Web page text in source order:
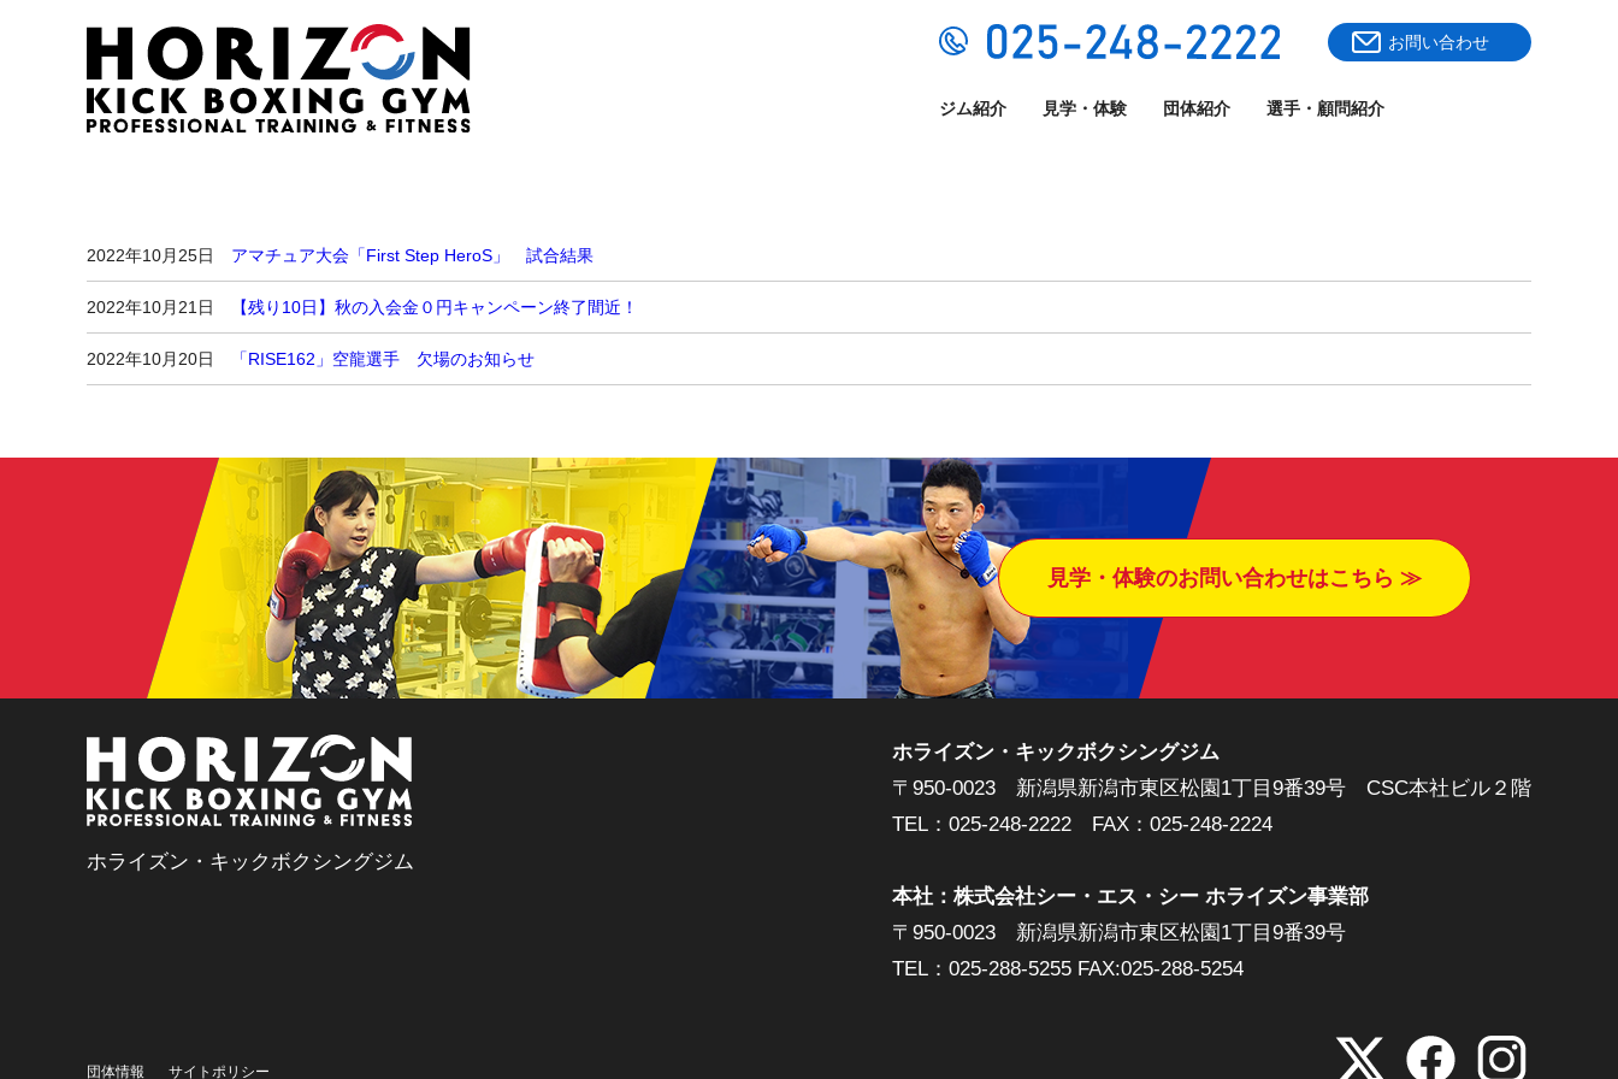
お問い合わせ
ジム紹介 見学・体験 団体紹介 選手・顧問紹介
2022年10月25日 アマチュア大会「First Step HeroS」 試合結果
2022年10月21日 【残り10日】秋の入会金０円キャンペーン終了間近！
2022年10月20日 「RISE162」空龍選手 欠場のお知らせ
見学・体験のお問い合わせはこちら ≫
ホライズン・キックボクシングジム
ホライズン・キックボクシングジム
〒950-0023 新潟県新潟市東区松園1丁目9番39号 CSC本社ビル２階
TEL： 025-248-2222 FAX：025-248-2224
本社：株式会社シー・エス・シー ホライズン事業部
〒950-0023 新潟県新潟市東区松園1丁目9番39号
TEL：025-288-5255 FAX:025-288-5254
団体情報 サイトポリシー